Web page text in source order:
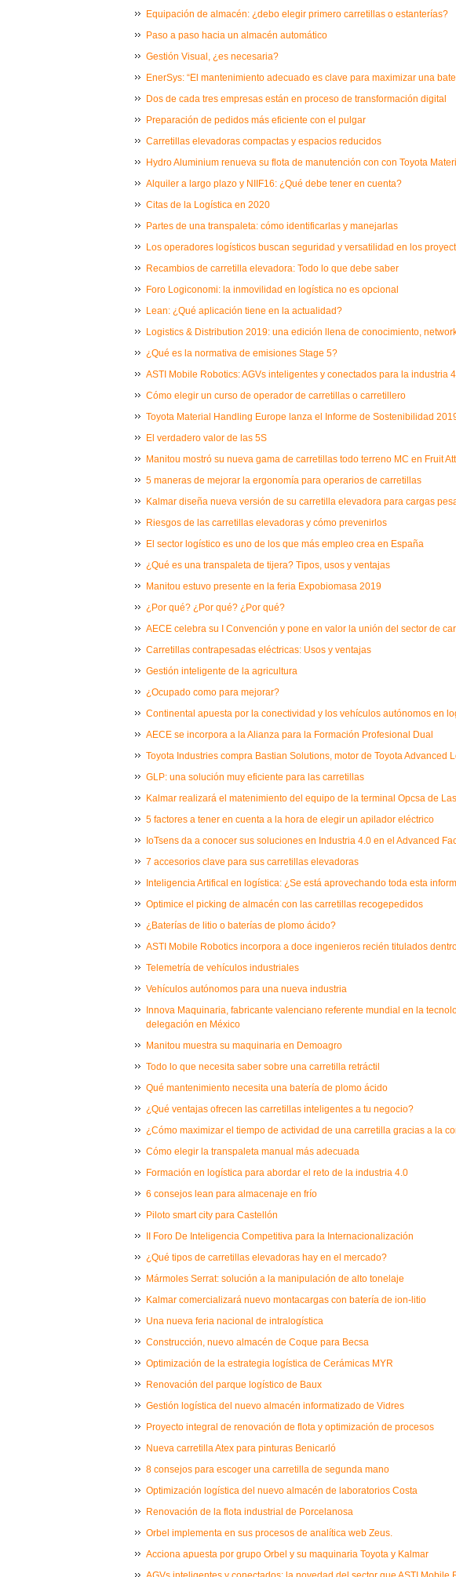
Equipación de almacén: ¿debo elegir primero carretillas o estanterías?
Paso a paso hacia un almacén automático
Gestión Visual, ¿es necesaria?
EnerSys: “El mantenimiento adecuado es clave para maximizar una
Dos de cada tres empresas están en proceso de transformación digital
Preparación de pedidos más eficiente con el pulgar
Carretillas elevadoras compactas y espacios reducidos
Hydro Aluminium renueva su flota de manutención con con Toyota
Alquiler a largo plazo y NIIF16: ¿Qué debe tener en cuenta?
Citas de la Logística en 2020
Partes de una transpaleta: cómo identificarlas y manejarlas
Los operadores logísticos buscan seguridad y versatilidad en los
Recambios de carretilla elevadora: Todo lo que debe saber
Foro Logiconomi: la inmovilidad en logística no es opcional
Lean: ¿Qué aplicación tiene en la actualidad?
Logistics & Distribution 2019: una edición llena de conocimiento,
¿Qué es la normativa de emisiones Stage 5?
ASTI Mobile Robotics: AGVs inteligentes y conectados para la industria
Cómo elegir un curso de operador de carretillas o carretillero
Toyota Material Handling Europe lanza el Informe de Sostenibilidad
El verdadero valor de las 5S
Manitou mostró su nueva gama de carretillas todo terreno MC en Fruit
5 maneras de mejorar la ergonomía para operarios de carretillas
Kalmar diseña nueva versión de su carretilla elevadora para cargas
Riesgos de las carretillas elevadoras y cómo prevenirlos
El sector logístico es uno de los que más empleo crea en España
¿Qué es una transpaleta de tijera? Tipos, usos y ventajas
Manitou estuvo presente en la feria Expobiomasa 2019
¿Por qué? ¿Por qué? ¿Por qué?
AECE celebra su I Convención y pone en valor la unión del sector de
Carretillas contrapesadas eléctricas: Usos y ventajas
Gestión inteligente de la agricultura
¿Ocupado como para mejorar?
Continental apuesta por la conectividad y los vehículos autónomos en
AECE se incorpora a la Alianza para la Formación Profesional Dual
Toyota Industries compra Bastian Solutions, motor de Toyota Advanced
GLP: una solución muy eficiente para las carretillas
Kalmar realizará el matenimiento del equipo de la terminal Opcsa de
5 factores a tener en cuenta a la hora de elegir un apilador eléctrico
IoTsens da a conocer sus soluciones en Industria 4.0 en el Advanced
7 accesorios clave para sus carretillas elevadoras
Inteligencia Artifical en logística: ¿Se está aprovechando toda esta
Optimice el picking de almacén con las carretillas recogepedidos
¿Baterías de litio o baterías de plomo ácido?
ASTI Mobile Robotics incorpora a doce ingenieros recién titulados
Telemetría de vehículos industriales
Vehículos autónomos para una nueva industria
Innova Maquinaria, fabricante valenciano referente mundial en la
delegación en México
Manitou muestra su maquinaria en Demoagro
Todo lo que necesita saber sobre una carretilla retráctil
Qué mantenimiento necesita una batería de plomo ácido
¿Qué ventajas ofrecen las carretillas inteligentes a tu negocio?
¿Cómo maximizar el tiempo de actividad de una carretilla gracias a la
Cómo elegir la transpaleta manual más adecuada
Formación en logística para abordar el reto de la industria 4.0
6 consejos lean para almacenaje en frío
Piloto smart city para Castellón
II Foro De Inteligencia Competitiva para la Internacionalización
¿Qué tipos de carretillas elevadoras hay en el mercado?
Mármoles Serrat: solución a la manipulación de alto tonelaje
Kalmar comercializará nuevo montacargas con batería de ion-litio
Una nueva feria nacional de intralogística
Construcción, nuevo almacén de Coque para Becsa
Optimización de la estrategia logística de Cerámicas MYR
Renovación del parque logístico de Baux
Gestión logística del nuevo almacén informatizado de Vidres
Proyecto integral de renovación de flota y optimización de procesos
Nueva carretilla Atex para pinturas Benicarló
8 consejos para escoger una carretilla de segunda mano
Optimización logística del nuevo almacén de laboratorios Costa
Renovación de la flota industrial de Porcelanosa
Orbel implementa en sus procesos de analítica web Zeus.
Acciona apuesta por grupo Orbel y su maquinaria Toyota y Kalmar